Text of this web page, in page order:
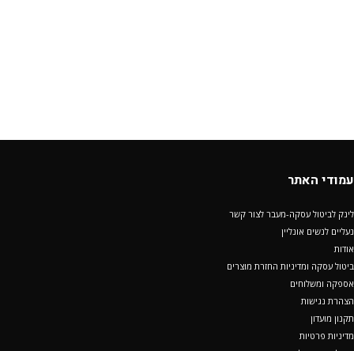
עמודי האתר
לינק לביטול עסקה-מעבר לצור קשר
נעליים לנשים אונליין
אודות
ביטול עסקה ומדיניות החזרת מוצרים
אספקה ומשלוחים
הצהרת נגישות
תקנון מועדון
מדיניות פרטיות